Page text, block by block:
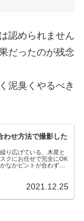
認められません
だったのが残念
泥臭くやるべき
わせ方法で撮影した
り広げている、木星と
クにお任せで完全にOK
なかピントが合わず、
2021.12.25